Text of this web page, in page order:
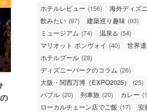
港
ホテルレビュー (156) 海外ディズ
飲みたい (97) 建築巡り趣味 (93)
ミュージアム (74) 温泉♨️ (54)
マリオット ボンヴォイ (40) 世界
ホテルプール (28)
ディズニーパークのコラム (26)
大阪・関西万博（EXPO2025）
(25)
バブル (20) 列車旅 (20) カレー
ローカルチェーン店でご飯 (17) 安